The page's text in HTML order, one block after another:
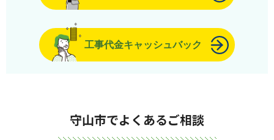
工事代金キャッシュバック
守山市でよくあるご相談